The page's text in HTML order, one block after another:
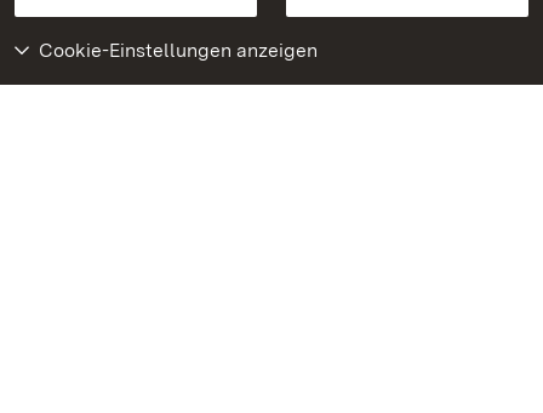
Cookie-Einstellungen anzeigen
Weiteres